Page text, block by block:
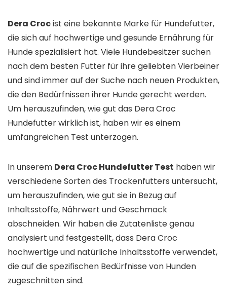
Dera Crocist eine bekannte Marke für Hundefutter,
die sich auf hochwertige und gesunde Ernährung für
Hunde spezialisiert hat. Viele Hundebesitzer suchen
nach dem besten Futter für ihre geliebten Vierbeiner
und sind immer auf der Suche nach neuen Produkten,
die den Bedürfnissen ihrer Hunde gerecht werden.
Um herauszufinden, wie gut das Dera Croc
Hundefutter wirklich ist, haben wir es einem
umfangreichen Test unterzogen.
In unserem Dera Croc Hundefutter Test haben wir
verschiedene Sorten des Trockenfutters untersucht,
um herauszufinden, wie gut sie in Bezug auf
Inhaltsstoffe, Nährwert und Geschmack
abschneiden. Wir haben die Zutatenliste genau
analysiert und festgestellt, dass Dera Croc
hochwertige und natürliche Inhaltsstoffe verwendet,
die auf die spezifischen Bedürfnisse von Hunden
zugeschnitten sind.